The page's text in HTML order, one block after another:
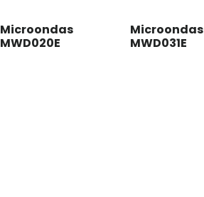
Microondas
MWD020E
Microondas
MWD031E